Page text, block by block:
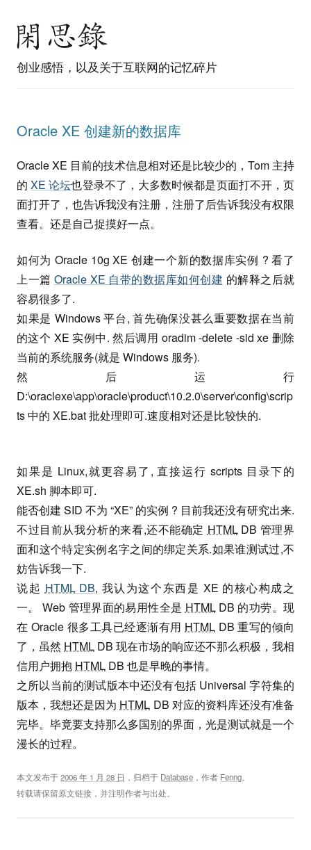
创业感悟，以及关于互联网的记忆碎片
Oracle XE 创建新的数据库
Oracle XE 目前的技术信息相对还是比较少的，Tom 主持
的XE 论坛也登录不了，大多数时候都是页面打不开，页
面打开了，也告诉我没有注册，注册了后告诉我没有权限
查看。还是自己捉摸好一点。
如何为 Oracle 10g XE 创建一个新的数据库实例 ? 看了
上一篇 Oracle XE 自带的数据库如何创建 的解释之后就
容易很多了.
如果是 Windows 平台, 首先确保没甚么重要数据在当前
的这个 XE 实例中. 然后调用 oradim -delete -sid xe 删除
当前的系统服务(就是 Windows 服务).
然后运行
D:\oraclexe\app\oracle\product\10.2.0\server\config\scrip
ts 中的 XE.bat 批处理即可.速度相对还是比较快的.
如果是 Linux,就更容易了, 直接运行 scripts 目录下的
XE.sh 脚本即可.
能否创建 SID 不为 “XE” 的实例 ? 目前我还没有研究出来.
不过目前从我分析的来看,还不能确定 HTMLDB 管理界
面和这个特定实例名字之间的绑定关系.如果谁测试过,不
妨告诉我一下.
说起 HTMLDB, 我认为这个东西是 XE 的核心构成之
一。 Web 管理界面的易用性全是 HTMLDB 的功劳。现
在 Oracle 很多工具已经逐渐有用 HTML DB 重写的倾向
了，虽然 HTML DB 现在市场的响应还不那么积极，我相
信用户拥抱 HTML DB 也是早晚的事情。
之所以当前的测试版本中还没有包括 Universal 字符集的
版本，我想还是因为 HTML DB 对应的资料库还没有准备
完毕。毕竟要支持那么多国别的界面，光是测试就是一个
漫长的过程。
本文发布于2006 年 1 月 28 日 ，归档于 Database ，作者 Fenng。
转载请保留原文链接，并注明作者与出处。